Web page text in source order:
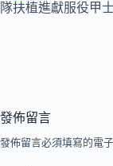
隊扶植進獻服役甲
發佈留言
發佈留言必須填寫的電